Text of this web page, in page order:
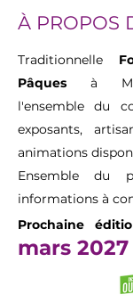
À PROPOS
Traditionnelle
Pâques à
l'ensemble du
exposants,
animations
Ensemble du
informations à
Prochaine
mars 2027